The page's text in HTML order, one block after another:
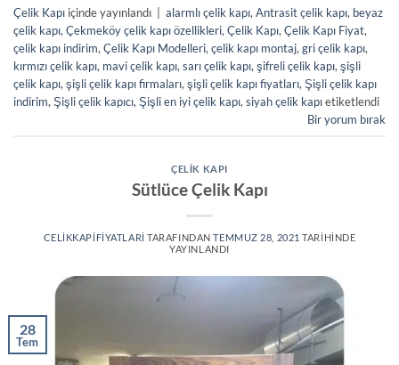
Çelik Kapı içinde yayınlandı alarmlı çelik kapı,Antrasit çelik kapı, beyaz
çelik kapı,Çekmeköy çelik kapı özellikleri,Çelik Kapı,Çelik Kapı Fiyat,
çelik kapı indirim,Çelik Kapı Modelleri,çelik kapı montaj,gri çelik kapı,
kırmızı çelik kapı, mavi çelik kapı,sarı çelik kapı,şifreli çelik kapı,şişli
çelik kapı,şişli çelik kapı firmaları,şişli çelik kapı fiyatları,Şişli çelik kapı
indirim,Şişli çelik kapıcı,Şişli en iyi çelik kapı,siyah çelik kapıetiketlendi
Bir yorum bırak
ÇELIK KAPI
Sütlüce Çelik Kapı
CELIKKAPIFIYATLARI TARAFINDAN TEMMUZ 28, 2021 TARIHINDE
YAYINLANDI
28
Tem